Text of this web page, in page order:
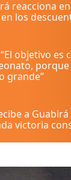
reacciona
en los
objetivo es
porque
grande”
a
victoria